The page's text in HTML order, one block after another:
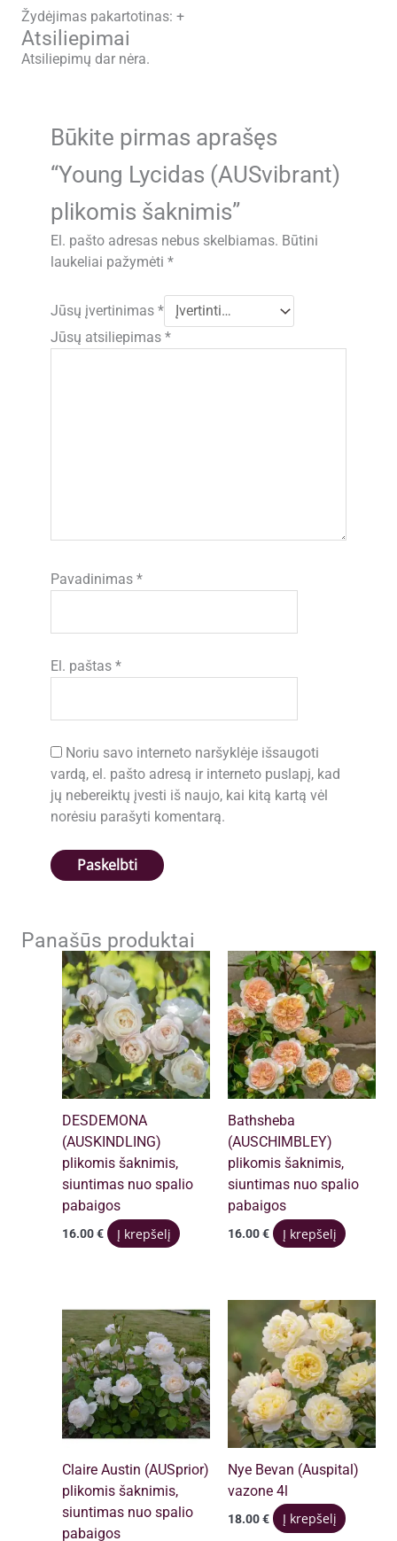
Žydėjimas pakartotinas: +
Atsiliepimai
Atsiliepimų dar nėra.
Būkite pirmas aprašęs
“Young Lycidas (AUSvibrant)
plikomis šaknimis”
El. pašto adresas nebus skelbiamas. Būtini
laukeliai pažymėti*
Jūsų įvertinimas*
Jūsų atsiliepimas*
Pavadinimas*
El. paštas*
Noriu savo interneto naršyklėje išsaugoti
vardą, el. pašto adresą ir interneto puslapį, kad
jų nebereiktų įvesti iš naujo, kai kitą kartą vėl
norėsiu parašyti komentarą.
Panašūs produktai
DESDEMONA
(AUSKINDLING)
plikomis šaknimis,
siuntimas nuo spalio
pabaigos
16.00€ Į krepšelį
Bathsheba
(AUSCHIMBLEY)
plikomis šaknimis,
siuntimas nuo spalio
pabaigos
16.00€ Į krepšelį
Claire Austin (AUSprior)
plikomis šaknimis,
siuntimas nuo spalio
pabaigos
Nye Bevan (Auspital)
vazone 4l
18.00€ Į krepšelį